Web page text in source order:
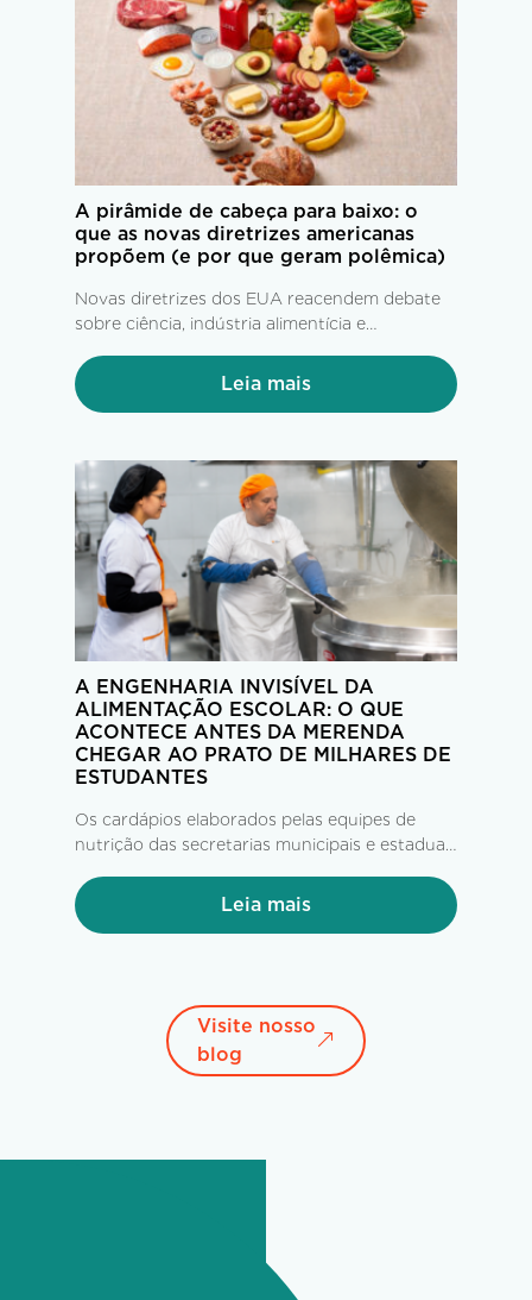
A pirâmide de cabeça para baixo: o
que as novas diretrizes americanas
propõem (e por que geram polêmica)
Novas diretrizes dos EUA reacendem debate
sobre ciência, indústria alimentícia e
Leia mais
A ENGENHARIA INVISÍVEL DA
ALIMENTAÇÃO ESCOLAR: O QUE
ACONTECE ANTES DA MERENDA
CHEGAR AO PRATO DE MILHARES DE
ESTUDANTES
Os cardápios elaborados pelas equipes de
nutrição das secretarias municipais e estaduais
e do PNAE, chegam às empresas operadoras
com até 60 dias de antecedência. A partir daí,
Leia mais
Visite nosso
blog